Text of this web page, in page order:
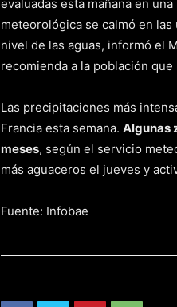
evaluadas esta mañana en
meteorológica se calmó en
nivel de las aguas, informó el
recomienda a la población
Las precipitaciones más
Francia esta semana. Algunas
meses, según el servicio
más aguaceros el jueves y
Fuente: Infobae